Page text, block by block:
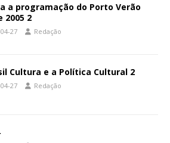
a programação do Porto Verão
2005 2
27 Redação
Cultura e a Política Cultural 2
27 Redação